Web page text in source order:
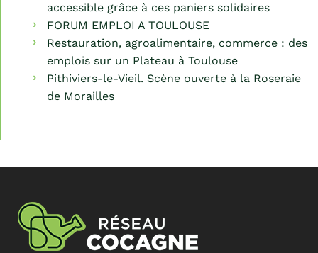
accessible grâce à ces paniers solidaires
FORUM EMPLOI A TOULOUSE
Restauration, agroalimentaire, commerce : des
emplois sur un Plateau à Toulouse
Pithiviers-le-Vieil. Scène ouverte à la Roseraie
de Morailles